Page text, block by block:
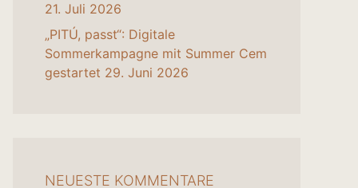
21. Juli 2026
„PITÚ, passt“: Digitale
Sommerkampagne mit Summer Cem
gestartet 29. Juni 2026
NEUESTE KOMMENTARE